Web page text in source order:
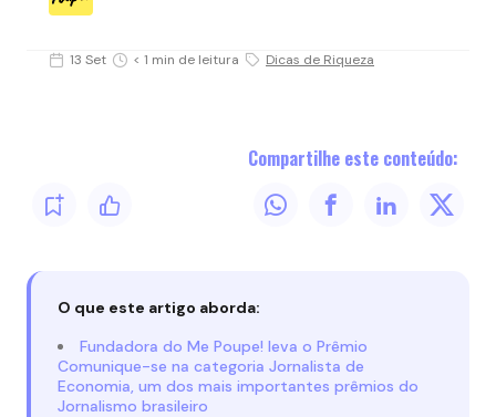
13 Set < 1 min de leitura Dicas de Riqueza
Compartilhe este conteúdo:
O que este artigo aborda:
Fundadora do Me Poupe! leva o Prêmio
Comunique-se na categoria Jornalista de
Economia, um dos mais importantes prêmios do
Jornalismo brasileiro